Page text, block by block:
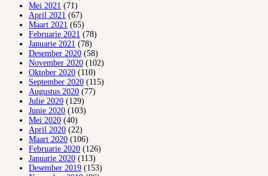
Mei 2021 (71)
April 2021 (67)
Maart 2021 (65)
Februarie 2021 (78)
Januarie 2021 (78)
Desember 2020 (58)
November 2020 (102)
Oktober 2020 (110)
September 2020 (115)
Augustus 2020 (77)
Julie 2020 (129)
Junie 2020 (103)
Mei 2020 (40)
April 2020 (22)
Maart 2020 (106)
Februarie 2020 (126)
Januarie 2020 (113)
Desember 2019 (153)